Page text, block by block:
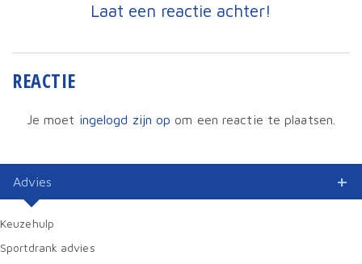
Laat een reactie achter!
REACTIE
Je moet ingelogd zijn op om een reactie te plaatsen.
Advies
Keuzehulp
Sportdrank advies